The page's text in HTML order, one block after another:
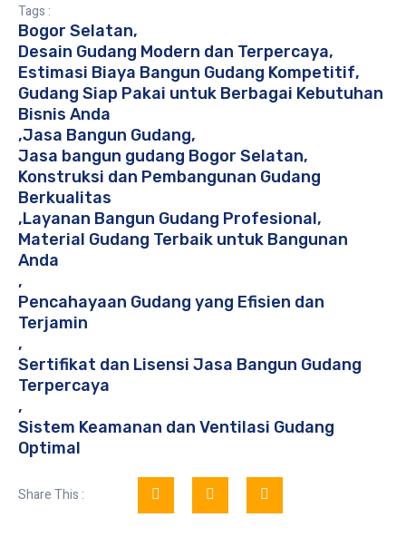
Tags :
Bogor Selatan,
Desain Gudang Modern dan Terpercaya,
Estimasi Biaya Bangun Gudang Kompetitif,
Gudang Siap Pakai untuk Berbagai Kebutuhan
Bisnis Anda
,Jasa Bangun Gudang,
Jasa bangun gudang Bogor Selatan,
Konstruksi dan Pembangunan Gudang
Berkualitas
,Layanan Bangun Gudang Profesional,
Material Gudang Terbaik untuk Bangunan
Anda
,
Pencahayaan Gudang yang Efisien dan
Terjamin
,
Sertifikat dan Lisensi Jasa Bangun Gudang
Terpercaya
,
Sistem Keamanan dan Ventilasi Gudang
Optimal
Share This :